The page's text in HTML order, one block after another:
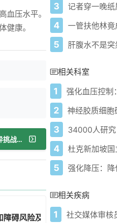
血压水平。
健康。
下一篇：通用AI模型在医疗领域表现优异挑战专业化观念
障碍风险及背后原因
3
4
5
相关科室
1
2
3
4
5
相关疾病
1